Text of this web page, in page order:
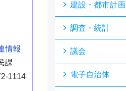
情報
課
1114
建設・都市計画
調査・統計
議会
電子自治体